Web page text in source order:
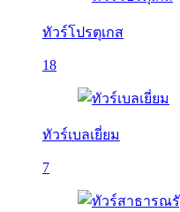
ทัวร์โปรตุเกส
18
ทัวร์เบลเยี่ยม
7